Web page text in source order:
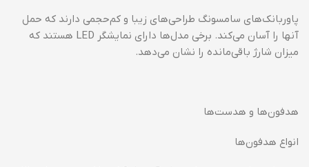
پاوربانک‌های سامسونگ طراحی‌های زیبا و کم‌حجمی دارند که حمل
آنها را آسان می‌کند. برخی مدل‌ها دارای نمایشگر LED هستند که
میزان شارژ باقی‌مانده را نشان می‌دهد.
هدفون‌ها و هدست‌ها
انواع هدفون‌ها